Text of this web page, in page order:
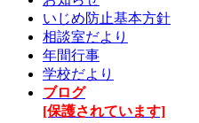
いじめ防止基本方針
相談室だより
年間行事
学校だより
ブログ
[保護されています]